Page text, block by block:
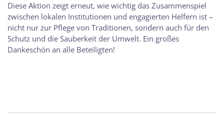
Diese Aktion zeigt erneut, wie wichtig das Zusammenspiel
zwischen lokalen Institutionen und engagierten Helfern ist –
nicht nur zur Pflege von Traditionen, sondern auch für den
Schutz und die Sauberkeit der Umwelt. Ein großes
Dankeschön an alle Beteiligten!